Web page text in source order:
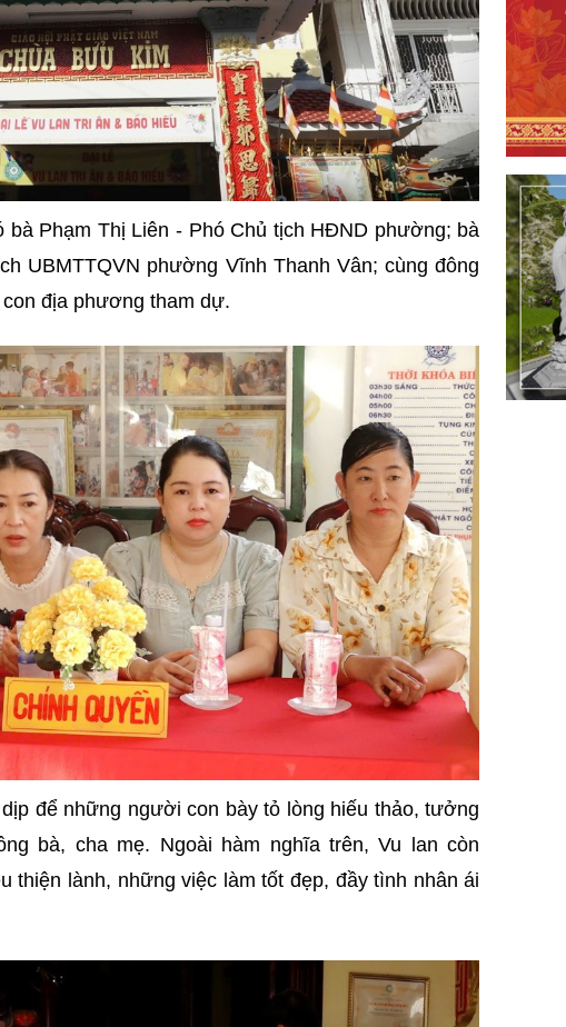
bà Phạm Thị Liên - Phó Chủ tịch HĐND phường; bà
UBMTTQVN phường Vĩnh Thanh Vân; cùng đông
địa phương tham dự.
để những người con bày tỏ lòng hiếu thảo, tưởng
bà, cha mẹ. Ngoài hàm nghĩa trên, Vu lan còn
thiện lành, những việc làm tốt đẹp, đầy tình nhân ái